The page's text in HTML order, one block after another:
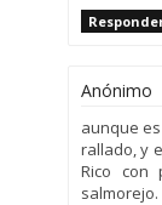
Anónimo
aunque
rallado, y
Rico con
salmorejo.